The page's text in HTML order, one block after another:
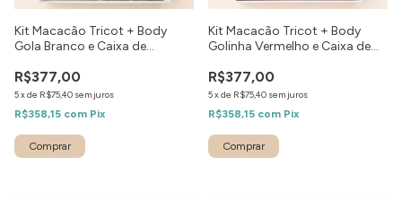
Kit Macacão Tricot + Body
Gola Branco e Caixa de
R$377,00
5xde R$75,40 sem juros
R$358,15 com Pix
Comprar
Kit Macacão Tricot + Body
Golinha Vermelho e Caixa de
R$377,00
5xde R$75,40 sem juros
R$358,15 com Pix
Comprar